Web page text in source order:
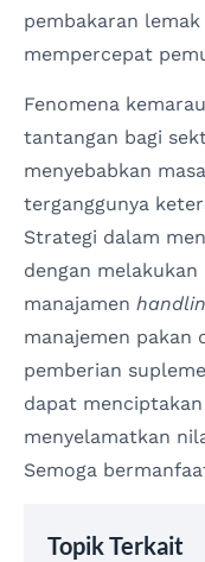
pembakaran
mempercepat
Fenomena
tantangan bagi
menyebabkan
terganggunya
Strategi dalam
dengan
manajamen
manajemen pakan
pemberian
dapat
menyelamatkan
Semoga
Topik Terkait